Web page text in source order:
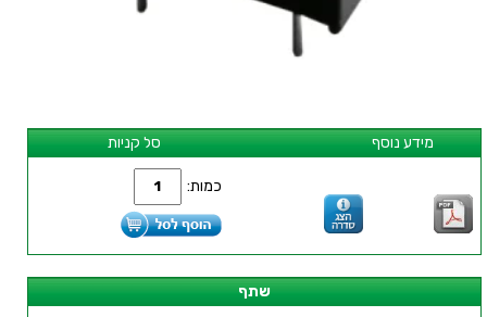
סל קניות מידע נוסף
כמות:
שתף